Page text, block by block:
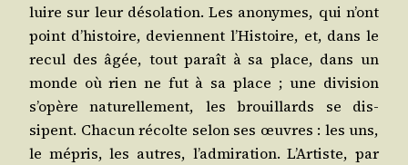
luire sur leur déso­la­tion. Les ano­nymes, qui n’ont
point d’histoire, deviennent l’Histoire, et, dans le
recul des âgée, tout paraît à sa place, dans un
monde où rien ne fut à sa place ; une divi­sion
s’opère natu­rel­le­ment, les brouillards se dis­
sipent. Cha­cun récolte selon ses œuvres : les uns,
le mépris, les autres, l’admiration. L’Artiste, par